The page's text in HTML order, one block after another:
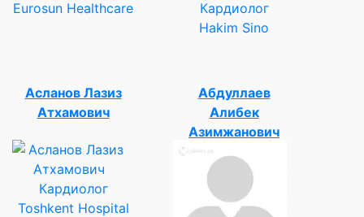
Eurosun Healthcare
Кардиолог
Hakim Sino
Асланов Лазиз
Атхамович
Кардиолог
Toshkent Hospital
Абдуллаев
Алибек
Азимжанович